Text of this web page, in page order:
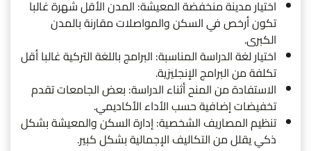
اختيار مدينة منخفضة المعيشة: المدن الأقل شهرة غالبا
تكون أرخص في السكن والمواصلات مقارنة بالمدن
الكبرى.
اختيار لغة الدراسة المناسبة: البرامج باللغة التركية غالبا أقل
تكلفة من البرامج الإنجليزية.
الاستفادة من المنح أثناء الدراسة: بعض الجامعات تقدم
تخفيضات إضافية حسب الأداء الأكاديمي.
تنظيم المصاريف الشخصية: إدارة السكن والمعيشة بشكل
ذكي يقلل من التكاليف الإجمالية بشكل كبير.